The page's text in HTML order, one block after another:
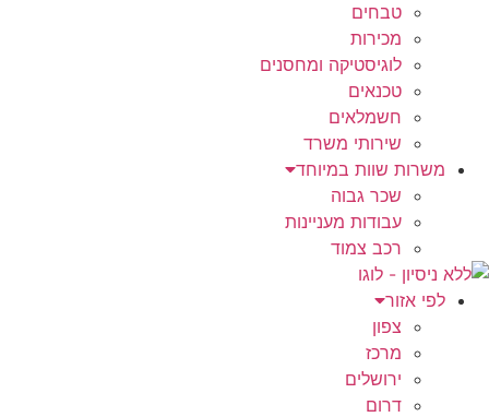
טבחים
מכירות
לוגיסטיקה ומחסנים
טכנאים
חשמלאים
שירותי משרד
משרות שוות במיוחד
שכר גבוה
עבודות מעניינות
רכב צמוד
לפי אזור
צפון
מרכז
ירושלים
דרום